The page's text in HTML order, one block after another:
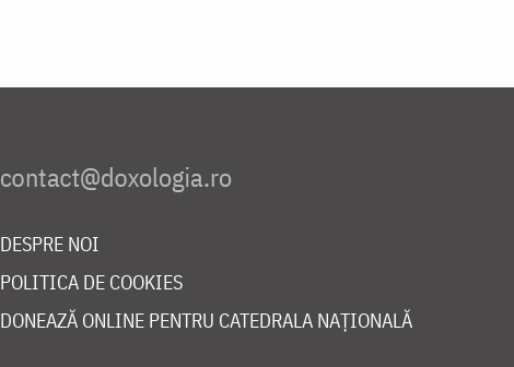
DESPRE NOI
POLITICA DE COOKIES
DONEAZĂ ONLINE PENTRU CATEDRALA NAȚIONALĂ